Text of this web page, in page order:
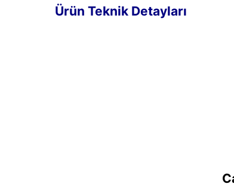
Ürün Teknik Detayları